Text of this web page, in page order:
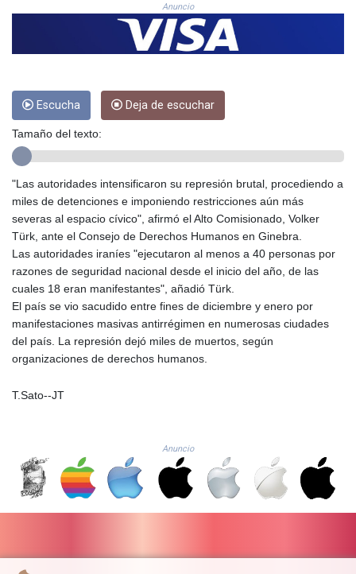
DKK 7.476127
DOP 67.346134
DZD 153.688915
ETB 186.583498
FJD 2.553413
GGP 0.859298
GHS 13.596763
GIP 0.859298
GMD 84.981404
GNF
10145.207892
GTQ 8.820244
GYD 241.852202
HKD 9.070596
HNL 30.984681
HRK 7.533703
ILS 3.468274
IMP 0.859298
INR 110.065674
1590340.758301
Anuncio
Escucha Deja de escuchar
Tamaño del texto:
"Las autoridades intensificaron su represión brutal, procediendo a
miles de detenciones e imponiendo restricciones aún más
severas al espacio cívico", afirmó el Alto Comisionado, Volker
Türk, ante el Consejo de Derechos Humanos en Ginebra.
Las autoridades iraníes "ejecutaron al menos a 40 personas por
razones de seguridad nacional desde el inicio del año, de las
cuales 18 eran manifestantes", añadió Türk.
El país se vio sacudido entre fines de diciembre y enero por
manifestaciones masivas antirrégimen en numerosas ciudades
del país. La represión dejó miles de muertos, según
organizaciones de derechos humanos.
T.Sato--JT
Anuncio